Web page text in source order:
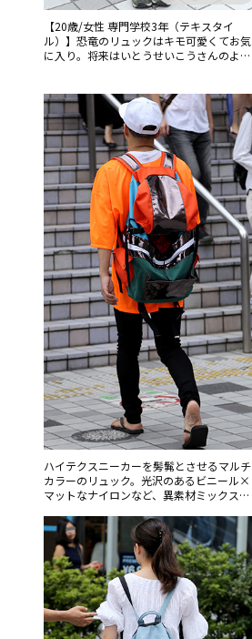
【20歳/女性 専門学校3年（テキスタイ
ル）】恐竜のリュックはキモ可愛くてお気
に入り。将来はいとうせいこうさんのよう
ハイテクスニーカーを髣髴とさせるマルチ
カラーのリュック。光沢のあるビニール×
マットなナイロンなど、異素材ミックスも